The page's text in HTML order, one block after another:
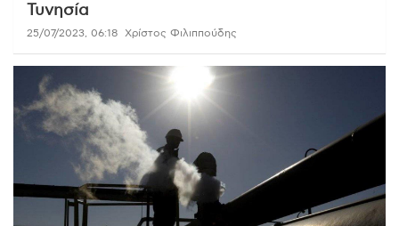
Τυνησία
25/07/2023, 06:18 Χρίστος Φιλιππούδης